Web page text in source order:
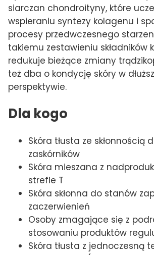
siarczan chondroityny, które
wspieraniu syntezy kolagenu i
procesy przedwczesnego
takiemu zestawieniu składników
redukuje bieżące zmiany
też dba o kondycję skóry w
perspektywie.
Dla kogo
Skóra tłusta ze skłonnością
zaskórników
Skóra mieszana z
strefie T
Skóra skłonna do stanów
zaczerwienień
Osoby zmagające się z
stosowaniu produktów
Skóra tłusta z jednoczesną